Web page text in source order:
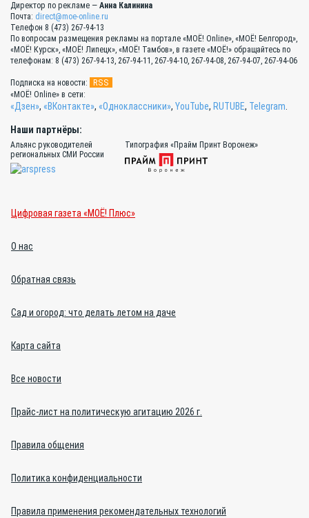
Директор по рекламе — Анна Калинина
Почта: direct@moe-online.ru
Телефон 8 (473) 267-94-13
По вопросам размещения рекламы на портале «МОЁ! Online», «МОЁ! Белгород»,
«МОЁ! Курск», «МОЁ! Липецк», «МОЁ! Тамбов», в газете «МОЁ!» обращайтесь по
телефонам: 8 (473) 267-94-13, 267-94-11, 267-94-10, 267-94-08, 267-94-07, 267-94-06
Подписка на новости: RSS
«МОЁ! Online» в сети:
«Дзен», «ВКонтакте», «Одноклассники», YouTube, RUTUBE, Telegram
Наши партнёры:
Альянс руководителей
региональных СМИ России
Типография «Прайм Принт Воронеж»
Цифровая газета «МОЁ! Плюс»
О нас
Обратная связь
Сад и огород: что делать летом на даче
Карта сайта
Все новости
Прайс-лист на политическую агитацию 2026 г.
Правила общения
Политика конфиденциальности
Правила применения рекомендательных технологий